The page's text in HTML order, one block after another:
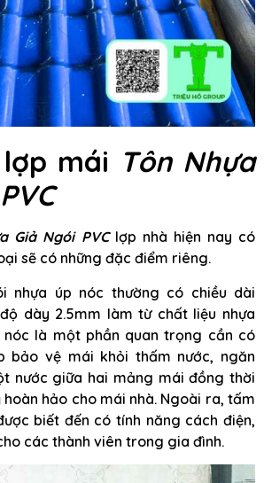
mái Tôn Nhựa
Giả Ngói PVClợp nhà hiện nay có
sẽ có những đặc điểm riêng.
nhựa úp nóc thường có chiều dài
dày 2.5mm làm từ chất liệu nhựa
nóc là một phần quan trọng cần có
bảo vệ mái khỏi thấm nước, ngăn
nước giữa hai mảng mái đồng thời
hảo cho mái nhà. Ngoài ra, tấm
biết đến có tính năng cách điện,
các thành viên trong gia đình.